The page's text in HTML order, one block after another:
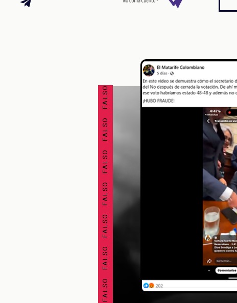
FALSO FALSO FALSO FALSO FALSO FALSO FALSO FALSO